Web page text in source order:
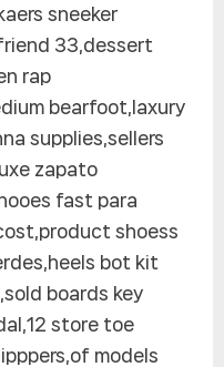
sneeker
33,dessert
rap
bearfoot,laxury
supplies,sellers
zapato
fast para
shoess
bot kit
boards key
store toe
models